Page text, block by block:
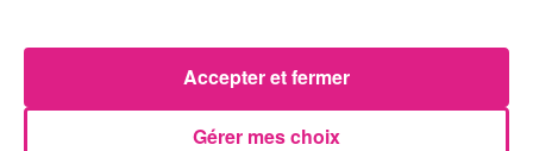
Gérer mes choix
Accepter et fermer